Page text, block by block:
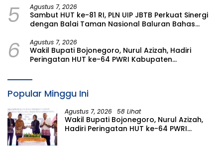
5 Agustus 7, 2026
Sambut HUT ke-81 RI, PLN UIP JBTB Perkuat Sinergi
dengan Balai Taman Nasional Baluran Bahas
Watudodol/Kalipuro
6 Agustus 7, 2026
Wakil Bupati Bojonegoro, Nurul Azizah, Hadiri
Peringatan HUT ke-64 PWRI Kabupaten
Popular Minggu Ini
Agustus 7, 2026 58 Lihat
Wakil Bupati Bojonegoro, Nurul Azizah,
Hadiri Peringatan HUT ke-64 PWRI